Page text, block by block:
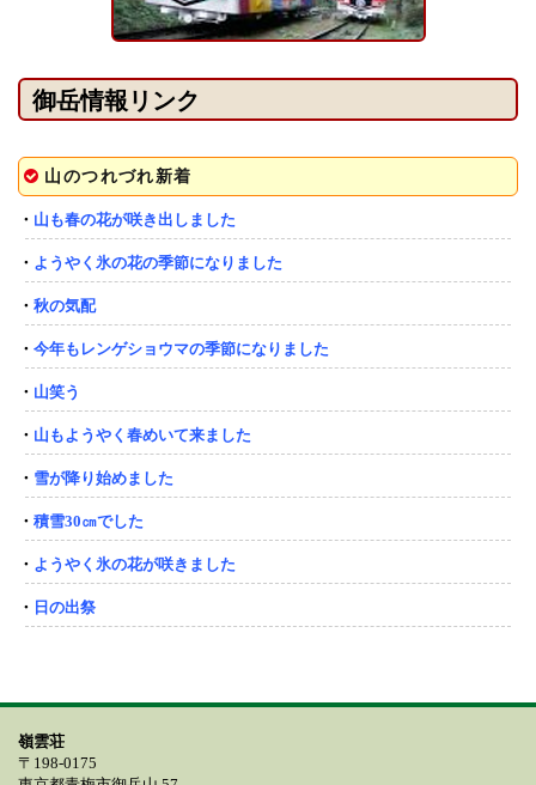
御岳情報リンク
山のつれづれ新着
・ 山も春の花が咲き出しました
・ ようやく氷の花の季節になりました
・ 秋の気配
・ 今年もレンゲショウマの季節になりました
・ 山笑う
・ 山もようやく春めいて来ました
・ 雪が降り始めました
・ 積雪30㎝でした
・ ようやく氷の花が咲きました
・ 日の出祭
嶺雲荘
〒198-0175